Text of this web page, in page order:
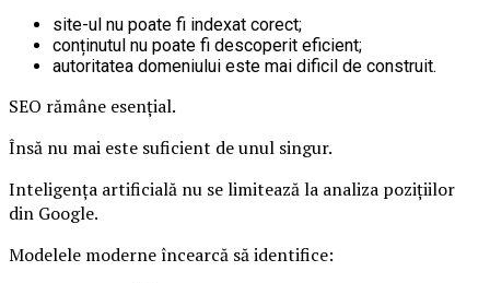
site-ul nu poate fi indexat corect;
conținutul nu poate fi descoperit eficient;
autoritatea domeniului este mai dificil de construit.
SEO rămâne esențial.
Însă nu mai este suficient de unul singur.
Inteligența artificială nu se limitează la analiza pozițiilor
din Google.
Modelele moderne încearcă să identifice: